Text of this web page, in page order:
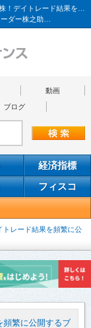
とれまがファイナンス - デイトレ注目銘柄 - 株之助の株！デイトレード結果を頻繁に公開するブログ
ーダー株之助…
動画
ブログ
経済指標
フィスコ
トレード結果を頻繁に公
頻繁に公開するブ